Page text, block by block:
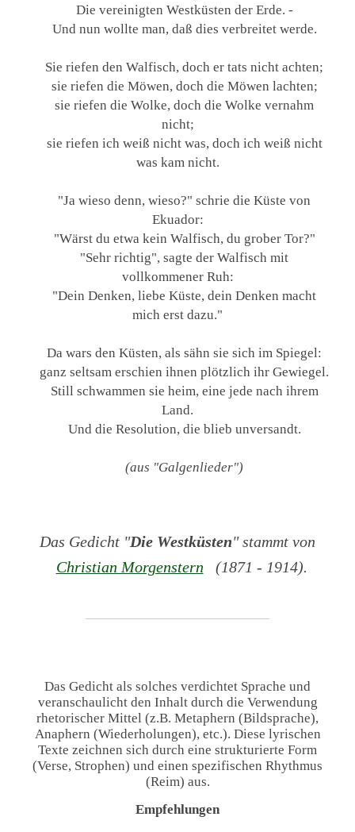
Die vereinigten Westküsten der Erde. -
Und nun wollte man, daß dies verbreitet werde.
Sie riefen den Walfisch, doch er tats nicht achten;
sie riefen die Möwen, doch die Möwen lachten;
sie riefen die Wolke, doch die Wolke vernahm
nicht;
sie riefen ich weiß nicht was, doch ich weiß nicht
was kam nicht.
"Ja wieso denn, wieso?" schrie die Küste von
Ekuador:
"Wärst du etwa kein Walfisch, du grober Tor?"
"Sehr richtig", sagte der Walfisch mit
vollkommener Ruh:
"Dein Denken, liebe Küste, dein Denken macht
mich erst dazu."
Da wars den Küsten, als sähn sie sich im Spiegel:
ganz seltsam erschien ihnen plötzlich ihr Gewiegel.
Still schwammen sie heim, eine jede nach ihrem
Land.
Und die Resolution, die blieb unversandt.
(aus "Galgenlieder")
Das Gedicht "Die Westküsten" stammt von
Christian Morgenstern (1871 - 1914).
Das Gedicht als solches verdichtet Sprache und
veranschaulicht den Inhalt durch die Verwendung
rhetorischer Mittel (z.B. Metaphern (Bildsprache),
Anaphern (Wiederholungen), etc.). Diese lyrischen
Texte zeichnen sich durch eine strukturierte Form
(Verse, Strophen) und einen spezifischen Rhythmus
(Reim) aus.
Empfehlungen